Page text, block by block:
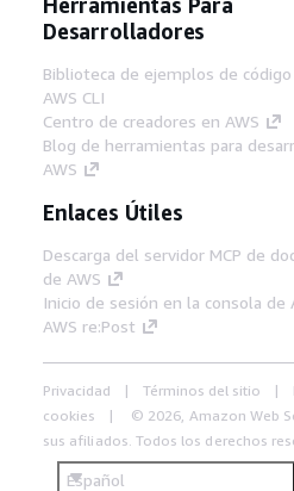
Desarrolladores
Biblioteca de ejemplos de código
AWS CLI
Centro de creadores en AWS
Blog de herramientas para
AWS
Enlaces Útiles
Descarga del servidor MCP de
de AWS
Inicio de sesión en la consola de
AWS re:Post
Privacidad Términos del sitio
cookies
© 2026, Amazon Web
sus afiliados. Todos los derechos
Español